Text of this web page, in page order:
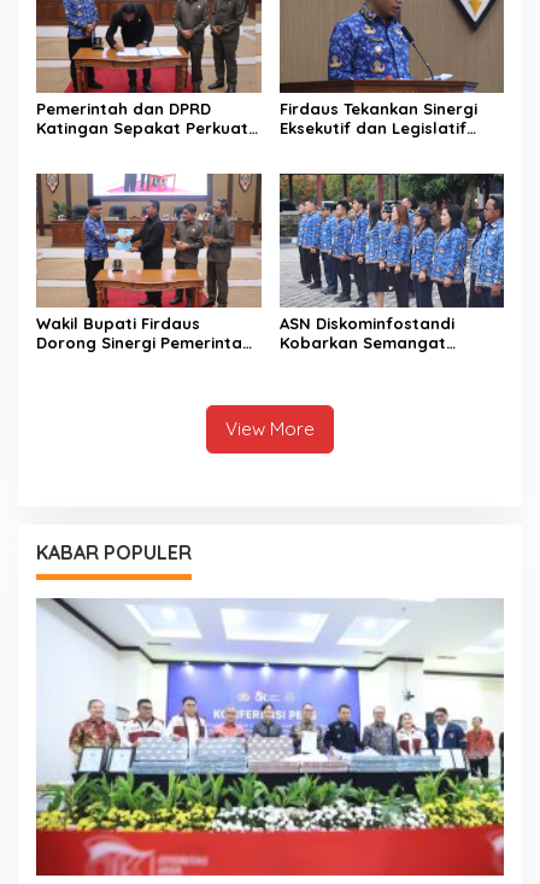
Pemerintah dan DPRD
Katingan Sepakat Perkuat
Firdaus Tekankan Sinergi
Eksekutif dan Legislatif
Wakil Bupati Firdaus
Dorong Sinergi Pemerintah
ASN Diskominfostandi
Kobarkan Semangat
View More
KABAR POPULER